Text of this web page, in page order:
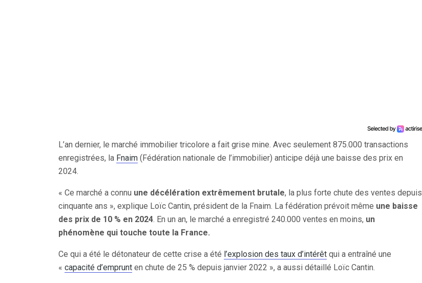
L’an dernier, le marché immobilier tricolore a fait grise mine. Avec seulement 875.000 transactions
enregistrées, la Fnaim (Fédération nationale de l’immobilier) anticipe déjà une baisse des prix en
2024.
« Ce marché a connu une décélération extrêmement brutale, la plus forte chute des ventes depuis
cinquante ans », explique Loïc Cantin, président de la Fnaim. La fédération prévoit même une baisse
des prix de 10 % en 2024. En un an, le marché a enregistré 240.000 ventes en moins, un
phénomène qui touche toute la France.
Ce qui a été le détonateur de cette crise a été l’explosion des taux d’intérêt qui a entraîné une
« capacité d’emprunt en chute de 25 % depuis janvier 2022 », a aussi détaillé Loïc Cantin.